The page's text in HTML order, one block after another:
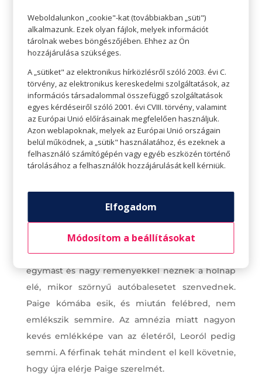
Fogadom
mutatták be Channing Tatum és Rachel
McAdams főszereplésével a Fogadom című
filmet. A történetben az ifjú házaspár, Paige és
Leo éppen közös életüket tervezik. Imádják
egymást és nagy reményekkel néznek a holnap
elé, mikor szörnyű autóbalesetet szenvednek.
Paige kómába esik, és miután felébred, nem
emlékszik semmire. Az amnézia miatt nagyon
kevés emlékképe van az életéről, Leoról pedig
semmi. A férfinak tehát mindent el kell követnie,
hogy újra elérje Paige szerelmét.
Weboldalunkon „cookie"-kat (továbbiakban „süti")
alkalmazunk. Ezek olyan fájlok, melyek információt
tárolnak webes böngészőjében. Ehhez az Ön
hozzájárulása szükséges.
A „sütiket" az elektronikus hírközlésről szóló 2003. évi C.
törvény, az elektronikus kereskedelmi szolgáltatások, az
információs társadalommal összefüggő szolgáltatások
egyes kérdéseiről szóló 2001. évi CVIII. törvény, valamint
az Európai Unió előírásainak megfelelően használjuk.
Azon weblapoknak, melyek az Európai Unió országain
belül működnek, a „sütik" használatához, és ezeknek a
felhasználó számítógépén vagy egyéb eszközén történő
tárolásához a felhasználók hozzájárulását kell kérniük.
Elfogadom
Módosítom a beállításokat